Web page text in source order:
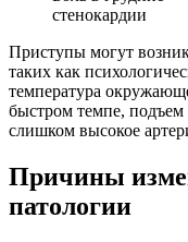
стенокардии
Приступы могут
таких как
температура
быстром темпе, подъем
слишком высокое
Причины
патологии